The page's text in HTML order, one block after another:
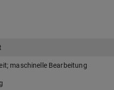
maschinelle Bearbeitung